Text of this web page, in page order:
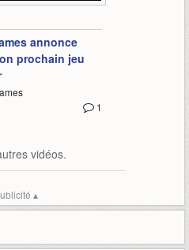
annonce
prochain jeu
1
vidéos.
▴